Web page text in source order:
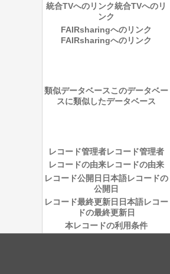
統合TVへのリンク統合TVへのリ
ンク
FAIRsharingへのリンク
FAIRsharingへのリンク
類似データベースこのデータベー
スに類似したデータベース
レコード管理者レコード管理者
レコードの由来レコードの由来
レコード公開日 日本語レコードの
公開日
レコード最終更新日 日本語レコー
ドの最終更新日
本レコードの利用条件